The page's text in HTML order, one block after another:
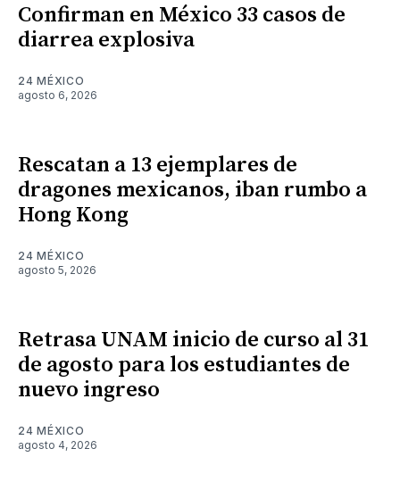
Confirman en México 33 casos de
diarrea explosiva
24 MÉXICO
agosto 6, 2026
Rescatan a 13 ejemplares de
dragones mexicanos, iban rumbo a
Hong Kong
24 MÉXICO
agosto 5, 2026
Retrasa UNAM inicio de curso al 31
de agosto para los estudiantes de
nuevo ingreso
24 MÉXICO
agosto 4, 2026